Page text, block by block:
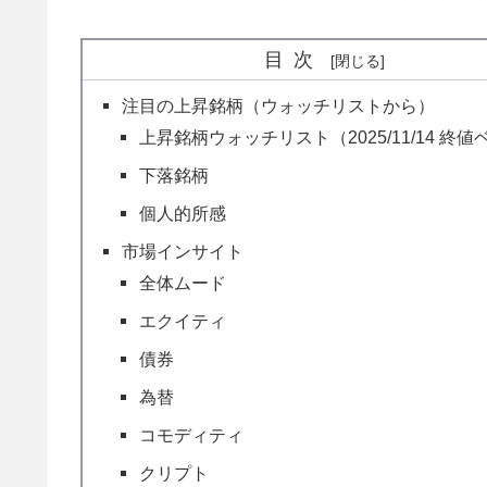
目次
注目の上昇銘柄（ウォッチリストから）
上昇銘柄ウォッチリスト（2025/11/14 終値
下落銘柄
個人的所感
市場インサイト
全体ムード
エクイティ
債券
為替
コモディティ
クリプト